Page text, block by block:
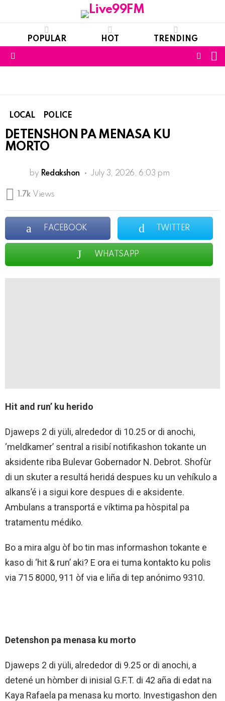
POPULAR HOT TRENDING
LOCAL POLICE
DETENSHON PA MENASA KU
MORTO
by Redakshon July 3, 2026, 6:03 pm
1.7k Views
FACEBOOK TWITTER
WHATSAPP
Hit and run’ ku herido
Djaweps 2 di yüli, alrededor di 10.25 or di anochi,
‘meldkamer’ sentral a risibí notifikashon tokante un
aksidente riba Bulevar Gobernador N. Debrot. Shofùr
di un skuter a resultá heridá despues ku un vehíkulo a
alkans’é i a sigui kore despues di e aksidente.
Ambulans a transportá e víktima pa hòspital pa
tratamentu médiko.
Bo a mira algu òf bo tin mas informashon tokante e
kaso di ‘hit & run’ aki? E ora ei tuma kontakto ku polis
via 715 8000, 911 òf via e liña di tep anónimo 9310.
Detenshon pa menasa ku morto
Djaweps 2 di yüli, alrededor di 9.25 or di anochi, a
detené un hòmber di inisial G.F.T. di 42 aña di edat na
Kaya Rafaela pa menasa ku morto. Investigashon den